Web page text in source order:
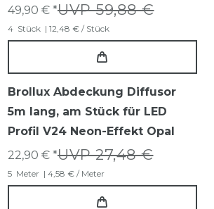
UVP 59,88 €
49,90 € *
4 Stück | 12,48 € / Stück
Brollux Abdeckung Diffusor
5m lang, am Stück für LED
Profil V24 Neon-Effekt Opal
UVP 27,48 €
22,90 € *
5 Meter | 4,58 € / Meter